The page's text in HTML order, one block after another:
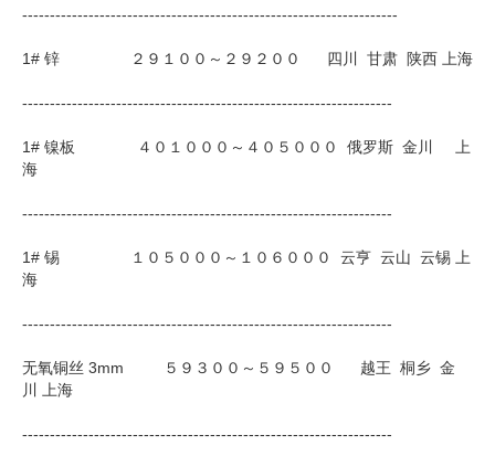
--------------------------------------------------------------------
1# 锌 ２９１００～２９２００ 四川 甘肃 陕西 上海
-------------------------------------------------------------------
1# 镍板 ４０１０００～４０５０００ 俄罗斯 金川 上
海
-------------------------------------------------------------------
1# 锡 １０５０００～１０６０００ 云亨 云山 云锡 上
海
-------------------------------------------------------------------
无氧铜丝 3mm ５９３００～５９５００ 越王 桐乡 金
川 上海
-------------------------------------------------------------------